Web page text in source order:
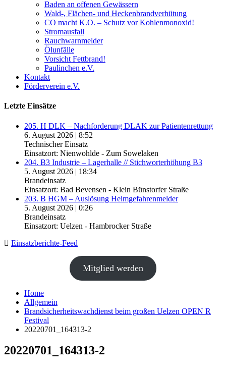
Baden an offenen Gewässern
Wald-, Flächen- und Heckenbrandverhütung
CO macht K.O. – Schutz vor Kohlenmonoxid!
Stromausfall
Rauchwarnmelder
Ölunfälle
Vorsicht Fettbrand!
Paulinchen e.V.
Kontakt
Förderverein e.V.
Letzte Einsätze
205. H DLK – Nachforderung DLAK zur Patientenrettung
6. August 2026 | 8:52
Technischer Einsatz
Einsatzort: Nienwohlde - Zum Sowelaken
204. B3 Industrie – Lagerhalle // Stichworterhöhung B3
5. August 2026 | 18:34
Brandeinsatz
Einsatzort: Bad Bevensen - Klein Bünstorfer Straße
203. B HGM – Auslösung Heimgefahrenmelder
5. August 2026 | 0:26
Brandeinsatz
Einsatzort: Uelzen - Hambrocker Straße
Einsatzberichte-Feed
Mitglied werden
Home
Allgemein
Brandsicherheitswachdienst beim großen Uelzen OPEN R
Festival
20220701_164313-2
20220701_164313-2